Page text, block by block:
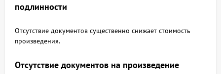
подлинности
Отсутствие документов существенно снижает стоимость
произведения.
Отсутствие документов на произведение